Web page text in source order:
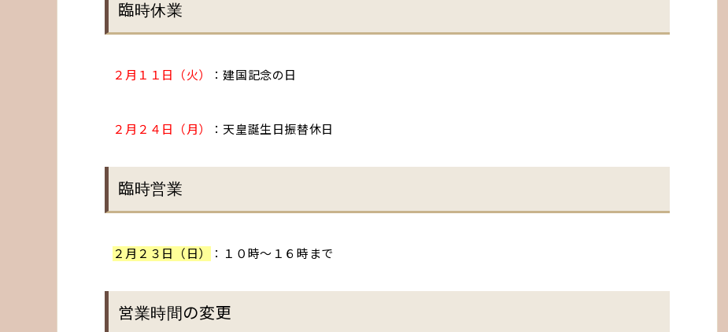
臨時休業
２月１１日（火） ：建国記念の日
２月２４日（月） ：天皇誕生日振替休日
臨時営業
２月２３日（日） ：１０時〜１６時まで
営業時間の変更